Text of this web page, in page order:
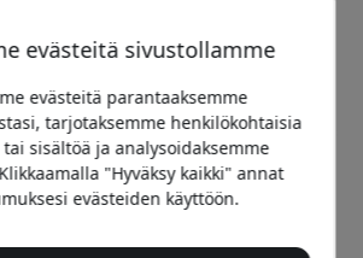
evästeitä sivustollamme
evästeitä parantaaksemme
tarjotaksemme henkilökohtaisia
sisältöä ja analysoidaksemme
"Hyväksy kaikki" annat
evästeiden käyttöön.